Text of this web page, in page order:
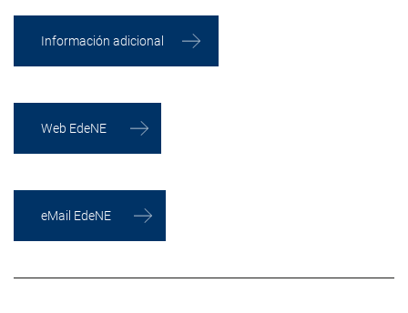
Información adicional
Web EdeNE
eMail EdeNE